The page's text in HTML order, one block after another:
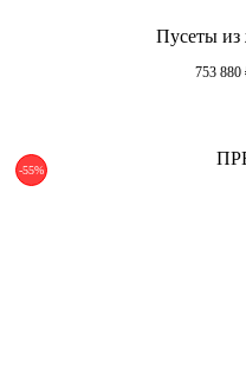
Пусеты из
753 880
-55%